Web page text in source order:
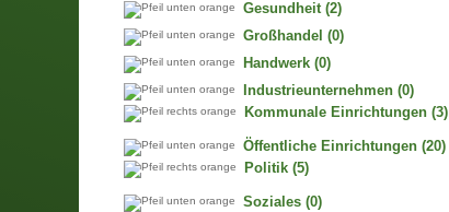
Gesundheit (2)
Großhandel (0)
Handwerk (0)
Industrieunternehmen (0)
Kommunale Einrichtungen (3)
Öffentliche Einrichtungen (20)
Politik (5)
Soziales (0)